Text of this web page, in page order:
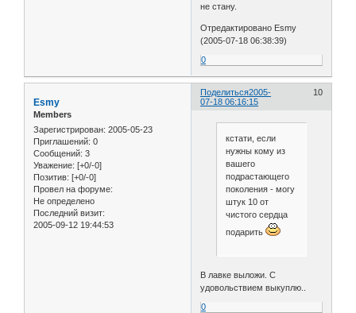
не стану.
Отредактировано Esmy
(2005-07-18 06:38:39)
0
Поделиться 10
2005-
07-18 06:16:15
Esmy
Members
Зарегистрирован: 2005-05-23
Приглашений: 0
Сообщений: 3
Уважение: [+0/-0]
Позитив: [+0/-0]
Провел на форуме:
Не определено
Последний визит:
2005-09-12 19:44:53
кстати, если
нужны кому из
вашего
подрастающего
поколения - могу
штук 10 от
чистого сердца
подарить
В лавке выложи. С
удовольствием выкуплю..
0